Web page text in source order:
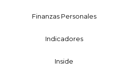
Finanzas Personales
Indicadores
Inside